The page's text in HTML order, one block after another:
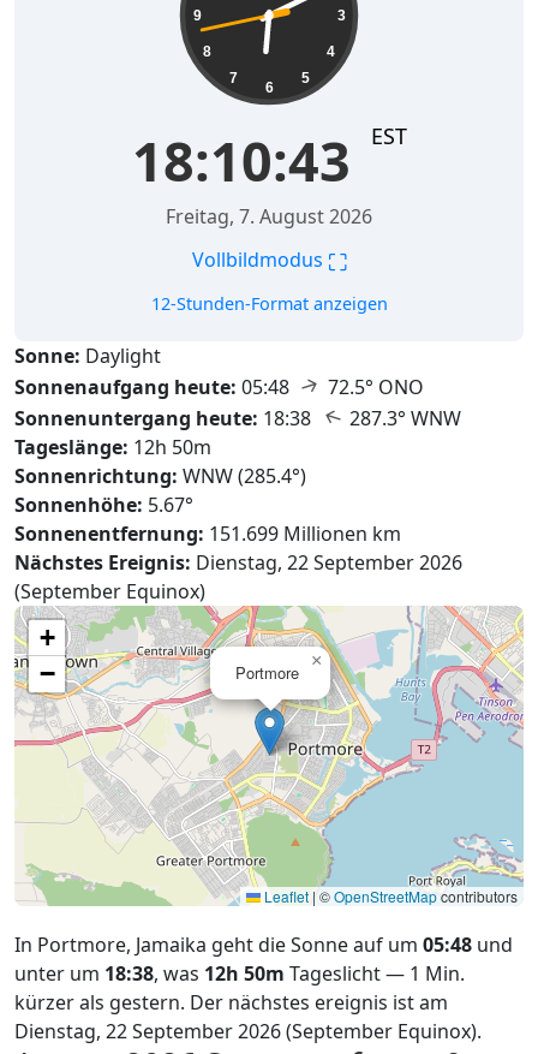
3
4
5
6
7
8
9
18:10:44 EST
Freitag, 7. August 2026
Vollbildmodus ⛶
12-Stunden-Format anzeigen
Sonne: Daylight
Sonnenaufgang heute: 05:48 ↑ 72.5° ONO
Sonnenuntergang heute: 18:38 ↑ 287.3° WNW
Tageslänge: 12h 50m
Sonnenrichtung: WNW (285.4°)
Sonnenhöhe: 5.67°
Sonnenentfernung: 151.699 Millionen km
Nächstes Ereignis: Dienstag, 22 September 2026
(September Equinox)
Portmore
×
+
−
Leaflet | ©OpenStreetMapcontributors
In Portmore, Jamaika geht die Sonne auf um 05:48 und
unter um 18:38, was 12h 50m Tageslicht — 1 Min.
kürzer als gestern. Der nächstes ereignis ist am
Dienstag, 22 September 2026 (September Equinox).